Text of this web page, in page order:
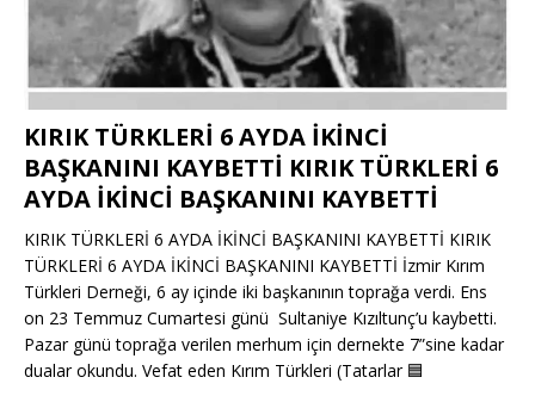
KIRIK TÜRKLERİ 6 AYDA İKİNCİ
BAŞKANINI KAYBETTİ KIRIK TÜRKLERİ 6
AYDA İKİNCİ BAŞKANINI KAYBETTİ
KIRIK TÜRKLERİ 6 AYDA İKİNCİ BAŞKANINI KAYBETTİ KIRIK
TÜRKLERİ 6 AYDA İKİNCİ BAŞKANINI KAYBETTİ İzmir Kırım
Türkleri Derneği, 6 ay içinde iki başkanının toprağa verdi. Ens
on 23 Temmuz Cumartesi günü Sultaniye Kızıltunç’u kaybetti.
Pazar günü toprağa verilen merhum için dernekte 7”sine kadar
dualar okundu. Vefat eden Kırım Türkleri (Tatarlar 🟦